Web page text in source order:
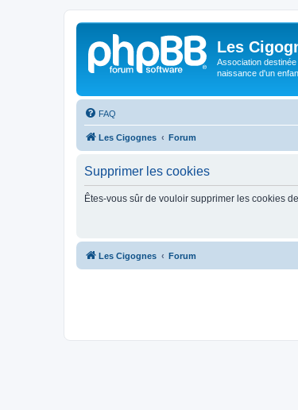
Les
Association
naissance d'un
FAQ
Les Cigognes Forum
Supprimer les cookies
Êtes-vous sûr de vouloir supprimer les cookies
Les Cigognes Forum